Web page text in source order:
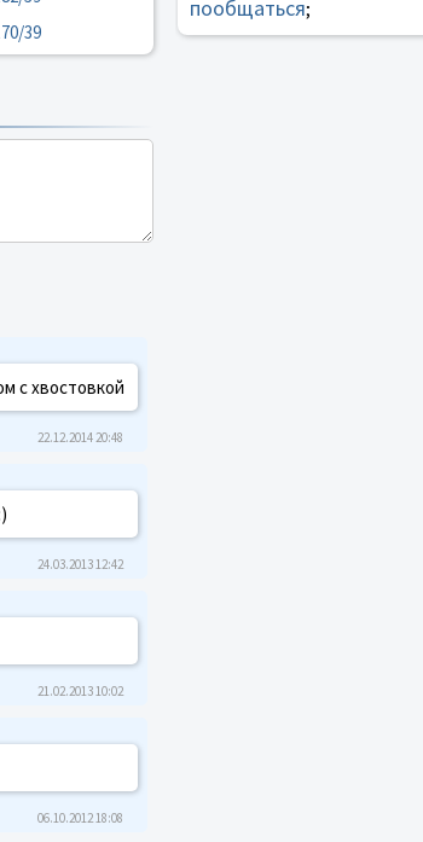
39
с хвостовкой
22.12.2014 20:48
24.03.2013 12:42
21.02.2013 10:02
06.10.2012 18:08
пообщаться;